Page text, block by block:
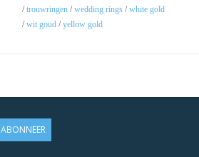
/trouwringen /wedding rings /white gold
/wit goud /yellow gold
ABONNEER